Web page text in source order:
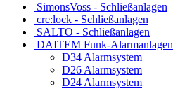
SimonsVoss - Schließanlagen
cre:lock - Schließanlagen
SALTO - Schließanlagen
DAITEM Funk-Alarmanlagen
D34 Alarmsystem
D26 Alarmsystem
D24 Alarmsystem